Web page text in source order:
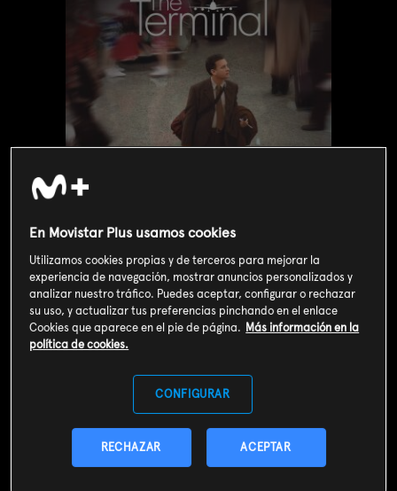
Valoración de usuarios
3 731
SOY CLIENTE
En Movistar Plus usamos cookies
Utilizamos cookies propias y de terceros para mejorar la
experiencia de navegación, mostrar anuncios personalizados y
analizar nuestro tráfico. Puedes aceptar, configurar o rechazar
su uso, y actualizar tus preferencias pinchando en el enlace
Cookies que aparece en el pie de página. Más información en la
política de cookies.
CONFIGURAR
RECHAZAR ACEPTAR